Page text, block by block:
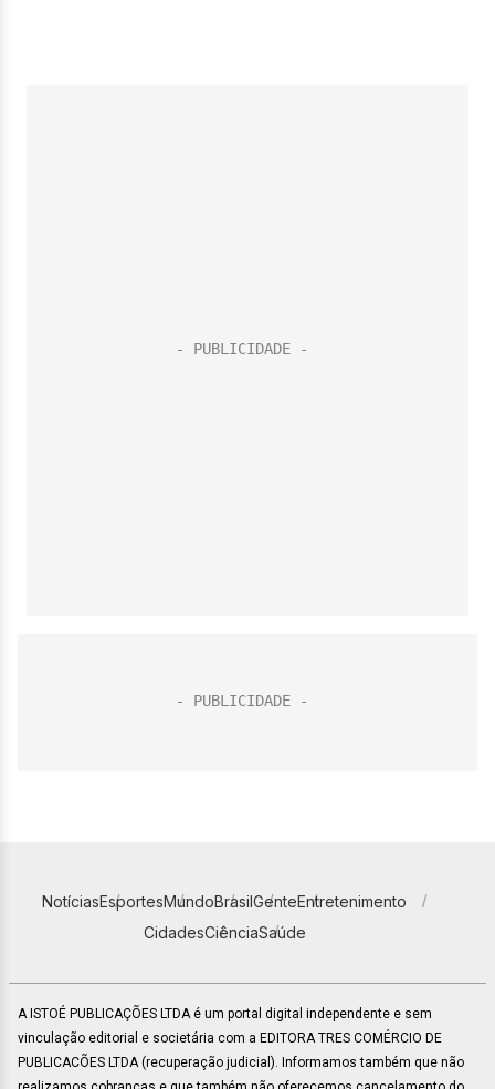
NotíciasEsportesMundoBrasilGenteEntretenimento
CidadesCiênciaSaúde
A ISTOÉ PUBLICAÇÕES LTDA é um portal digital independente e sem
vinculação editorial e societária com a EDITORA TRES COMÉRCIO DE
PUBLICACÕES LTDA (recuperação judicial). Informamos também que não